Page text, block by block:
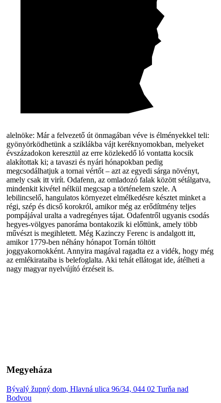
alelnöke: Már a felvezető út önmagában véve is élményekkel teli:
gyönyörködhetünk a sziklákba vájt keréknyomokban, melyeket
évszázadokon keresztül az erre közlekedő ló vontatta kocsik
alakítottak ki; a tavaszi és nyári hónapokban pedig
megcsodálhatjuk a tornai vértőt – azt az egyedi sárga növényt,
amely csak itt virít. Odafenn, az omladozó falak között sétálgatva,
mindenkit kivétel nélkül megcsap a történelem szele. A
lebilincselő, hangulatos környezet elmélkedésre késztet minket a
régi, szép és dicső korokról, amikor még az erődítmény teljes
pompájával uralta a vadregényes tájat. Odafentről ugyanis csodás
hegyes-völgyes panoráma bontakozik ki előttünk, amely több
művészt is megihletett. Még Kazinczy Ferenc is andalgott itt,
amikor 1779-ben néhány hónapot Tornán töltött
joggyakornokként. Annyira magával ragadta ez a vidék, hogy még
az emlékirataiba is belefoglalta. Aki tehát ellátogat ide, átélheti a
nagy magyar nyelvújító érzéseit is.
Megyeháza
Bývalý župný dom, Hlavná ulica 96/34, 044 02 Turňa nad
Bodvou